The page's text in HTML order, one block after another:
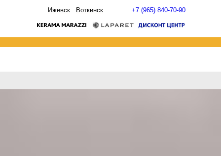
+7 (965) 840-70-90
Ижевск Воткинск